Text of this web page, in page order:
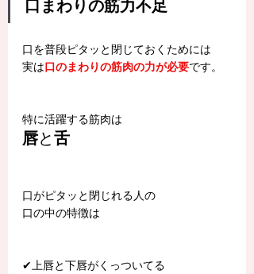
口まわりの筋力不足
口を普段ピタッと閉じておくためには
実は口のまわりの筋肉の力が必要です。
特に活躍する筋肉は
唇と舌
口がピタッと閉じれる人の
口の中の特徴は
✔︎上唇と下唇がくっついてる